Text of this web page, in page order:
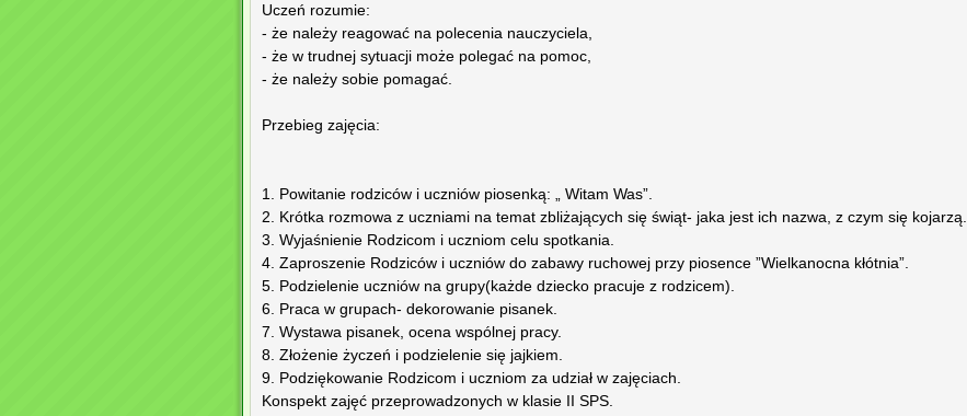
Uczeń rozumie:
- że należy reagować na polecenia nauczyciela,
- że w trudnej sytuacji może polegać na pomoc,
- że należy sobie pomagać.
Przebieg zajęcia:
1. Powitanie rodziców i uczniów piosenką: „ Witam Was”.
2. Krótka rozmowa z uczniami na temat zbliżających się świąt- jaka jest ich nazwa, z czym się kojarzą.
3. Wyjaśnienie Rodzicom i uczniom celu spotkania.
4. Zaproszenie Rodziców i uczniów do zabawy ruchowej przy piosence ”Wielkanocna kłótnia”.
5. Podzielenie uczniów na grupy(każde dziecko pracuje z rodzicem).
6. Praca w grupach- dekorowanie pisanek.
7. Wystawa pisanek, ocena wspólnej pracy.
8. Złożenie życzeń i podzielenie się jajkiem.
9. Podziękowanie Rodzicom i uczniom za udział w zajęciach.
Konspekt zajęć przeprowadzonych w klasie II SPS.